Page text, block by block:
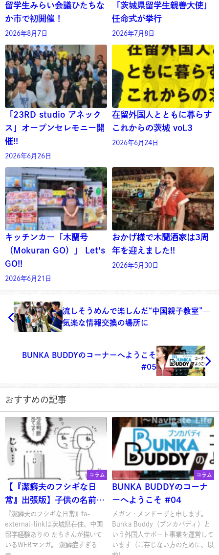
留学生みらい会議ひたちな
か市で初開催！
2026年8月7日
「茨城県留学生親善大使」
任命式が挙行
2026年7月8日
「23RD studio アネック
ス」オープンセレモニー開
催!!
2026年6月26日
在留外国人とともに暮らす
これからの茨城 vol.3
2026年6月24日
キッチンカー「木蘭号
（Mokuran GO）」 Let's
GO!!
2026年6月21日
おかげ様で木蘭酒家は3周
年を迎えました!!
2026年5月30日
流しそうめんで楽しんだ“中国親子教室”─
気楽な情報交換の場所に
BUNKA BUDDYのコーナーへようこそ
#05
おすすめの記事
コラム
【『潔癖夫のフシギな日
常』出張版】子供の名前候
補「熊八 ＆ 金太郎」
『潔癖夫のフシギな日常』fa-
external-linkは茨城県在住、中国
留学経験ありの たちさんが描いて
いるWEBマンガ。 潔癖症すぎる
コラム
BUNKA BUDDYのコーナ
ーへようこそ #04
メガン・メンドーザと申します。
Bunka Buddy（ブンカバディ）と
いう外国人サポート事業を運営して
います（ご存じない方のために、以